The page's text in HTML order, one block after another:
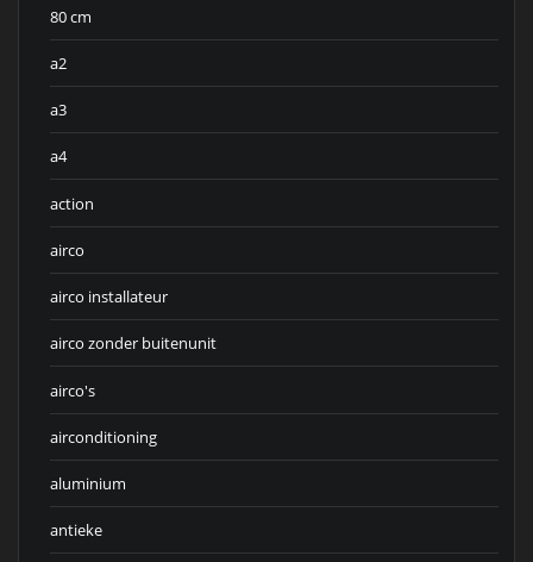
80 cm
a2
a3
a4
action
airco
airco installateur
airco zonder buitenunit
airco's
airconditioning
aluminium
antieke